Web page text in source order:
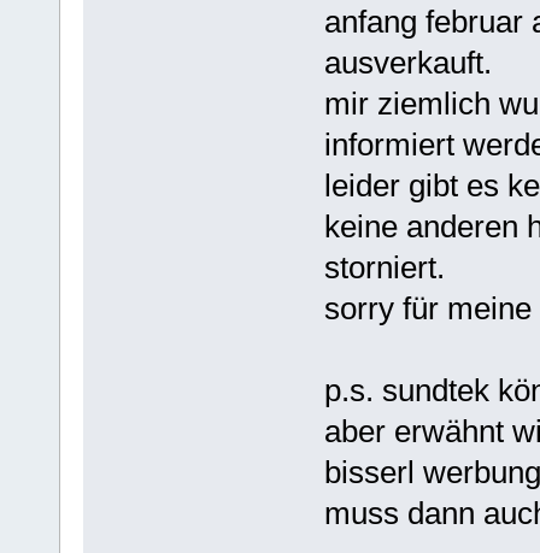
anfang februar
ausverkauft.
mir ziemlich
informiert
leider gibt es
keine anderen
storniert.
sorry für
p.s. sundtek
aber erwähnt
bisserl
muss dann